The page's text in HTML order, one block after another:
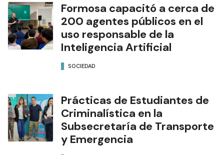
Formosa capacitó a cerca de
200 agentes públicos en el
uso responsable de la
Inteligencia Artificial
SOCIEDAD
Prácticas de Estudiantes de
Criminalística en la
Subsecretaría de Transporte
y Emergencia